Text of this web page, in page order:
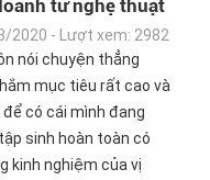
từ nghệ thuật
ông Donald Trump
2020 - Lượt xem: 2982
nói chuyện thẳng
mục tiêu rất cao và
có cái mình đang
sinh hoàn toàn có
kinh nghiệm của vị